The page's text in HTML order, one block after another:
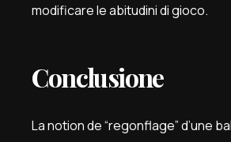
modificare le abitudini di gioco.
Conclusione
La notion de “regonflage” d’une